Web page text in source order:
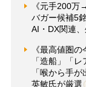
《元手200
バガー候補5
AI・DX関連
《最高値圏
「造船」「
「喉から手
英敏氏が厳選